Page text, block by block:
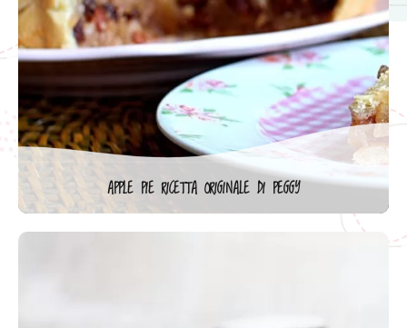
APPLE PIE RICETTA ORIGINALE DI PEGGY